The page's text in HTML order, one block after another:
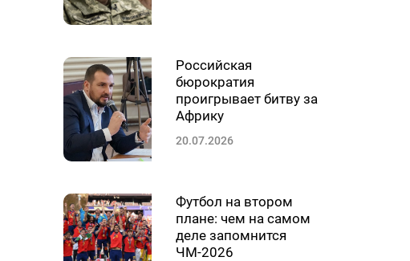
Российская
бюрократия
проигрывает битву за
Африку
20.07.2026
Футбол на втором
плане: чем на самом
деле запомнится
ЧМ-2026